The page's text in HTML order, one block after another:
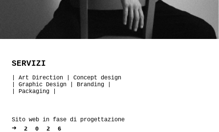
SERVIZI
Art Direction
Concept design
Graphic Design Branding
Packaging
Sito web in fase di progettazione
➜ 2026